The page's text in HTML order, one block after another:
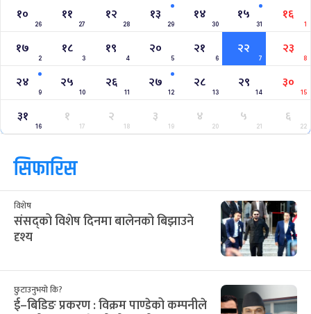
१०
26
११
27
१२
28
१३
29
१४
30
१५
31
१६
1
१७
2
१८
3
१९
4
२०
5
२१
6
२२
7
२३
8
२४
9
२५
10
२६
11
२७
12
२८
13
२९
14
३०
15
३१
16
१
17
२
18
३
19
४
20
५
21
६
22
सिफारिस
विशेष
संसद्को विशेष दिनमा बालेनको बिझाउने
दृश्य
छुटाउनुभयो कि?
ई–बिडिङ प्रकरण : विक्रम पाण्डेको कम्पनीले